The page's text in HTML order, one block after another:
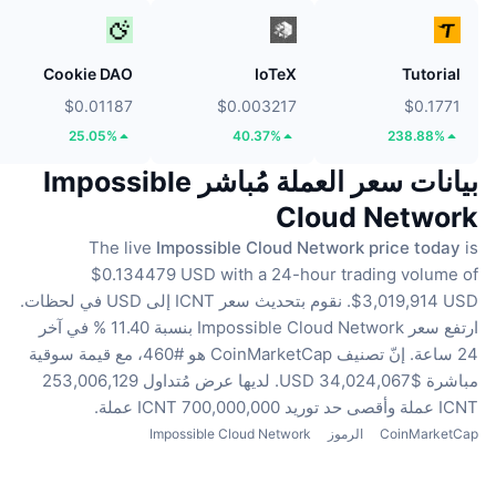
Tutorial
$0.1771
238.88%
IoTeX
$0.003217
40.37%
Cookie DAO
$0.01187
25.05%
بيانات سعر العملة مُباشر Impossible
Cloud Network
The live Impossible Cloud Network price today is
$0.134479 USD with a 24-hour trading volume of
$3,019,914 USD. نقوم بتحديث سعر ICNT إلى USD في لحظات.
ارتفع سعر Impossible Cloud Network بنسبة 11.40 % في آخر
24 ساعة.
إنّ تصنيف CoinMarketCap هو #460، مع قيمة سوقية
مباشرة $34,024,067 USD.
لديها عرض مُتداول 253,006,129
ICNT عملة
وأقصى حد توريد 700,000,000 ICNT عملة.
CoinMarketCap الرموز Impossible Cloud Network